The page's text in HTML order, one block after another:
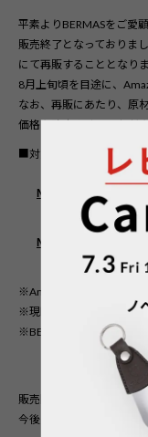
平素よりBERMASをご愛
販売終了となっておりま
にて再販することとなり
8月上旬頃を目途に、
なお、再販にあたり、原
価格を改定させていただ
■対象商品
No.60067 リュックS
販売価格：20,900
No.60068 ハンドル付
販売価格：22,000
※Amazon.co.jpへの掲載
※現時点では、具体的な
※BERMAS公式オンライ
販売開始まで今しばらく
今後ともBERMASをご愛